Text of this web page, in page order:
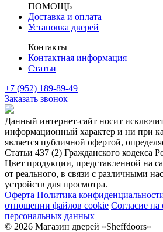
ПОМОЩЬ
Доставка и оплата
Установка дверей
Контакты
Контактная информация
Статьи
+7 (952) 189-89-49
Заказать звонок
Данный интернет-сайт носит
информационный характер и ни при
является публичной офертой,
Статьи 437 (2) Гражданского кодекса
Цвет продукции, представленной на
от реального, в связи с различными
устройств для просмотра.
Оферта Политика
отношении файлов cookie Согласие на
персональных данных
© 2026 Магазин дверей «Sheffdoors»